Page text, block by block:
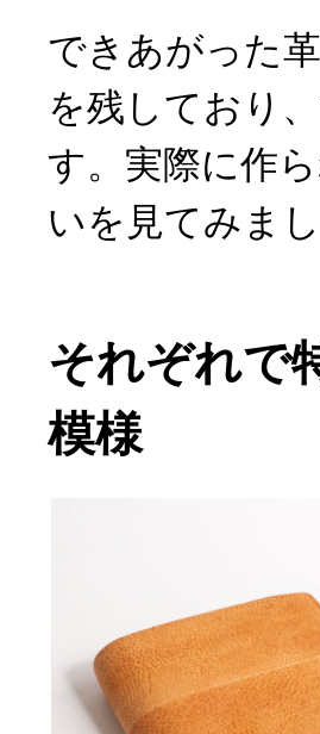
できあがった
を残しており
す。実際に作
いを見てみまし
それぞれで
模様